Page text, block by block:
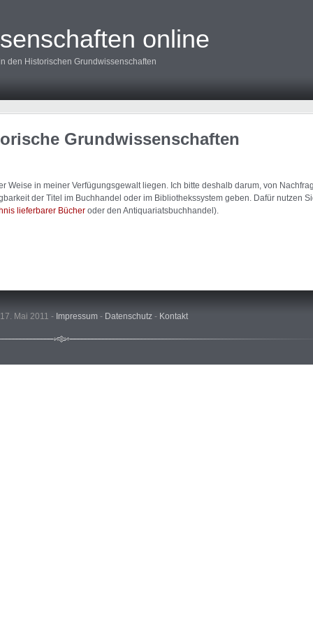
online
den Historischen Grundwissenschaften
Grundwissenschaften
Weise in meiner Verfügungsgewalt liegen. Ich bitte deshalb darum, von
der Titel im Buchhandel oder im Bibliothekssystem geben. Dafür nutzen
lieferbarer Bücher oder den Antiquariatsbuchhandel).
Mai 2011 - Impressum - Datenschutz - Kontakt